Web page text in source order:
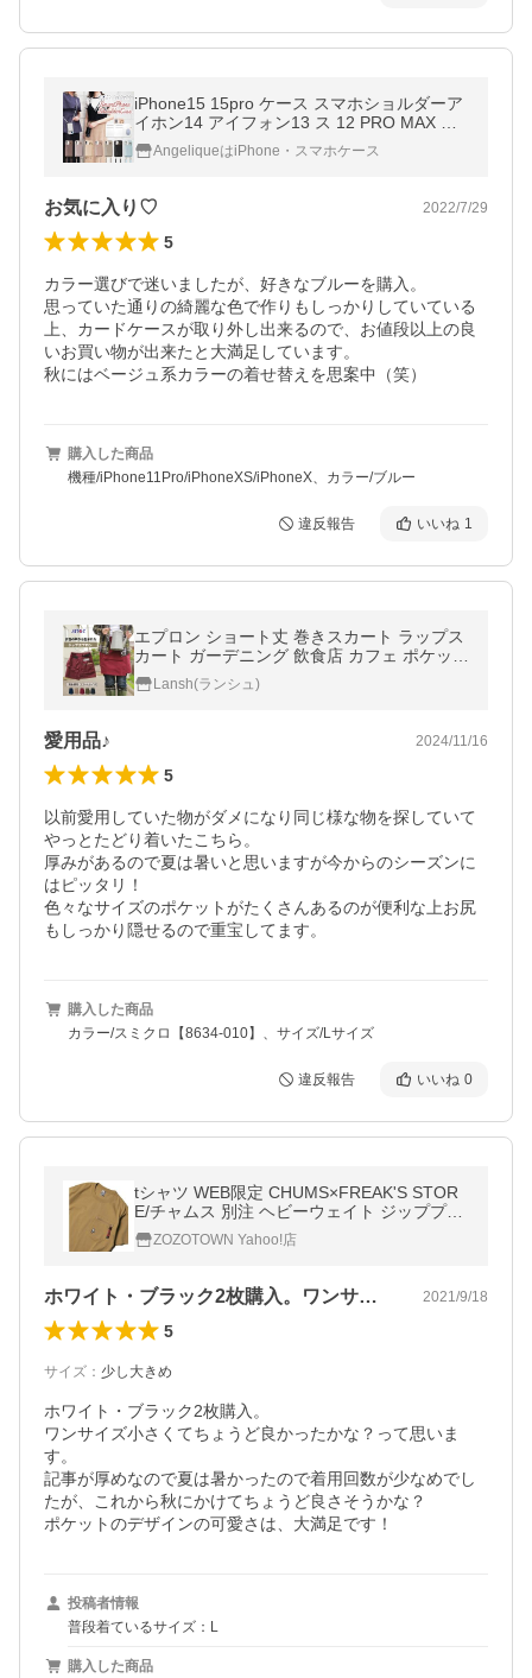
iPhone15 15pro ケース スマホショルダーア
イホン14 アイフォン13 ス 12 PRO MAX カ
バー 14 iphone11 iPhonex ストラップ付
AngeliqueはiPhone・スマホケース
お気に入り♡ 2022/7/29
5
カラー選びで迷いましたが、好きなブルーを購入。
思っていた通りの綺麗な色で作りもしっかりしていている
上、カードケースが取り外し出来るので、お値段以上の良
いお買い物が出来たと大満足しています。
秋にはベージュ系カラーの着せ替えを思案中（笑）
購入した商品
機種/iPhone11Pro/iPhoneXS/iPhoneX、カラー/ブルー
違反報告 いいね 1
エプロン ショート丈 巻きスカート ラップス
カート ガーデニング 飲食店 カフェ ポケット
ショートエプロン 業務用 作業用 ラップエプ
ロン DIY ギャルソン
Lansh(ランシュ)
愛用品♪ 2024/11/16
5
以前愛用していた物がダメになり同じ様な物を探していて
やっとたどり着いたこちら。
厚みがあるので夏は暑いと思いますが今からのシーズンに
はピッタリ！
色々なサイズのポケットがたくさんあるのが便利な上お尻
もしっかり隠せるので重宝してます。
購入した商品
カラー/スミクロ【8634-010】、サイズ/Lサイズ
違反報告 いいね 0
tシャツ WEB限定 CHUMS×FREAK'S STOR
E/チャムス 別注 ヘビーウェイト ジッププル
ポケットTシャツ メンズ
ZOZOTOWN Yahoo!店
ホワイト・ブラック2枚購入。ワンサイズ… 2021/9/18
5
サイズ ： 少し大きめ
ホワイト・ブラック2枚購入。
ワンサイズ小さくてちょうど良かったかな？って思いま
す。
記事が厚めなので夏は暑かったので着用回数が少なめでし
たが、これから秋にかけてちょうど良さそうかな？
ポケットのデザインの可愛さは、大満足です！
投稿者情報
普段着ているサイズ：L
購入した商品